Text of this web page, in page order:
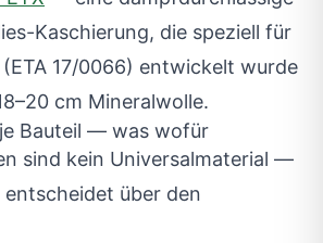
Kaschierung, die speziell für
17/0066) entwickelt wurde
cm Mineralwolle.
Bauteil — was wofür
sind kein Universalmaterial —
entscheidet über den